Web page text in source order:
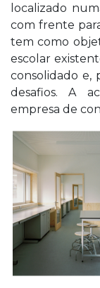
localizado
com frente
tem como
escolar
consolidado e,
desafios. A
empresa de